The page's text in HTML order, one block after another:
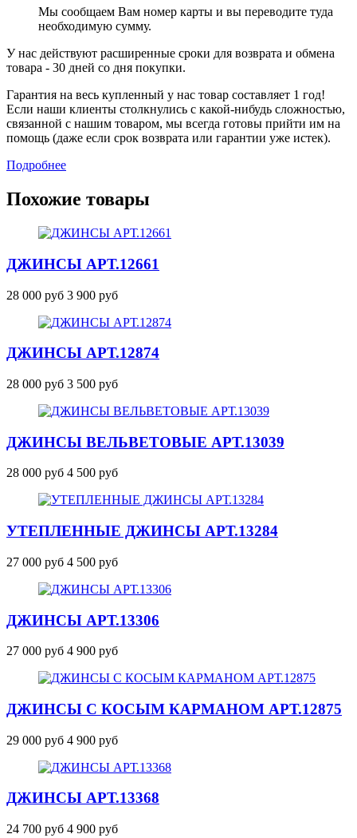
Мы сообщаем Вам номер карты и вы переводите туда
необходимую сумму.
У нас действуют расширенные сроки для возврата и обмена
товара - 30 дней со дня покупки.
Гарантия на весь купленный у нас товар составляет 1 год!
Если наши клиенты столкнулись с какой-нибудь сложностью,
связанной с нашим товаром, мы всегда готовы прийти им на
помощь (даже если срок возврата или гарантии уже истек).
Подробнее
Похожие товары
ДЖИНСЫ АРТ.12661
28 000 руб 3 900 руб
ДЖИНСЫ АРТ.12874
28 000 руб 3 500 руб
ДЖИНСЫ ВЕЛЬВЕТОВЫЕ АРТ.13039
28 000 руб 4 500 руб
УТЕПЛЕННЫЕ ДЖИНСЫ АРТ.13284
27 000 руб 4 500 руб
ДЖИНСЫ АРТ.13306
27 000 руб 4 900 руб
ДЖИНСЫ С КОСЫМ КАРМАНОМ АРТ.12875
29 000 руб 4 900 руб
ДЖИНСЫ АРТ.13368
24 700 руб 4 900 руб